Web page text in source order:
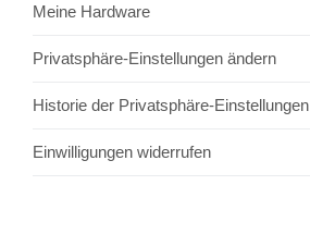
Meine Hardware
Privatsphäre-Einstellungen ändern
Historie der Privatsphäre-Einstellungen
Einwilligungen widerrufen